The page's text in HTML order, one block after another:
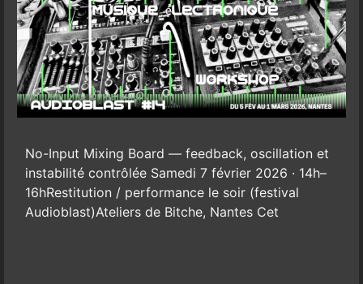
No-Input Mixing Board — feedback, oscillation et
instabilité contrôlée Samedi 7 février 2026 · 14h–
16hRestitution / performance le soir (festival
Audioblast)Ateliers de Bitche, Nantes Cet